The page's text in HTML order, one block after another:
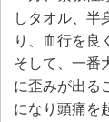
しタオル、半
り、血行を良
そして、一番
に歪みが出る
になり頭痛を